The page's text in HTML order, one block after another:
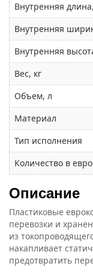
Внутренняя
Внутренняя
Внутренняя
Вес, кг
Объем, л
Материал
Тип исполнения
Количество в
Описание
Пластиковые
перевозки и
из
накапливает
предотвратить